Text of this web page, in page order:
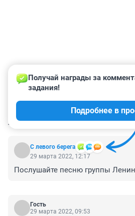
КОММЕНТАРИИ 68
С левого берега
Получай награды за
задания!
Подробнее в
29 марта 2022, 12:17
Послушайте песню группы
Гость
29 марта 2022, 09:53